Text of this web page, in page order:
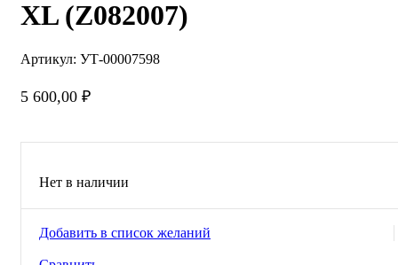
ХL (Z082007)
Артикул: УТ-00007598
5 600,00 ₽
Нет в наличии
Добавить в список желаний